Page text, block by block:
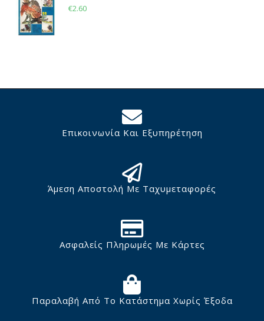
€2.60
Επικοινωνία Και Εξυπηρέτηση
Άμεση Αποστολή Με Ταχυμεταφορές
Ασφαλείς Πληρωμές Με Κάρτες
Παραλαβή Από Το Κατάστημα Χωρίς Έξοδα